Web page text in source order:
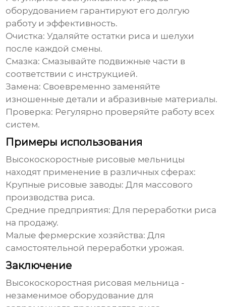
оборудованием гарантируют его долгую
работу и эффективность.
Очистка: Удаляйте остатки риса и шелухи
после каждой смены.
Смазка: Смазывайте подвижные части в
соответствии с инструкцией.
Замена: Своевременно заменяйте
изношенные детали и абразивные материалы.
Проверка: Регулярно проверяйте работу всех
систем.
Примеры использования
Высокоскоростные рисовые мельницы
находят применение в различных сферах:
Крупные рисовые заводы: Для массового
производства риса.
Средние предприятия: Для переработки риса
на продажу.
Малые фермерские хозяйства: Для
самостоятельной переработки урожая.
Заключение
Высокоскоростная рисовая мельница -
незаменимое оборудование для